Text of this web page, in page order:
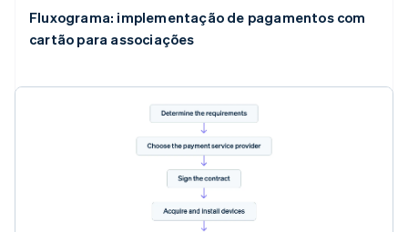
Fluxograma: implementação de pagamentos com
cartão para associações